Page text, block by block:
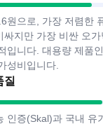
원으로, 가장 저렴한
싸지만 가장 비싼 오
입니다. 대용량 제품
성비입니다.
질
인증(Skal)과 국내 유